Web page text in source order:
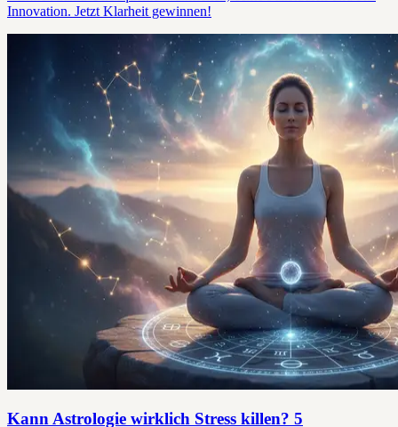
Innovation. Jetzt Klarheit gewinnen!
Kann Astrologie wirklich Stress killen? 5